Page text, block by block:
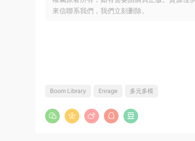
來信聯系我們，我們立刻删除。
Boom Library Enrage 多元多模